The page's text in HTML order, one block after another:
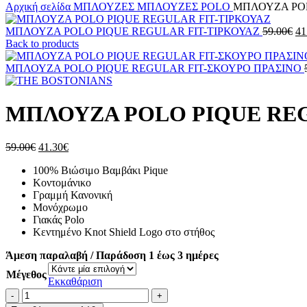
Αρχική σελίδα ΜΠΛΟΥΖΕΣ ΜΠΛΟΥΖΕΣ POLO ΜΠΛΟΥΖΑ
ΜΠΛΟΥΖΑ POLO PIQUE REGULAR FIT-ΤΙΡΚΟΥΑΖ 59.00€
Back to products
ΜΠΛΟΥΖΑ POLO PIQUE REGULAR FIT-ΣΚΟΥΡΟ ΠΡΑΣΙΝΟ
ΜΠΛΟΥΖΑ POLO PIQUE
59.00€ Original
was:
59.00€.
41.30€Η
τιμή
είναι:
41.30€.
100% Βιώσιμο Βαμβάκι Pique
Κοντομάνικο
Γραμμή Κανονική
Μονόχρωμο
Γιακάς Polo
Κεντημένο Knot Shield Logo στο στήθος
Άμεση παραλαβή / Παράδοση 1 έως 3 ημέρες
Μέγεθος
Εκκαθάριση
ΜΠΛΟΥΖΑ